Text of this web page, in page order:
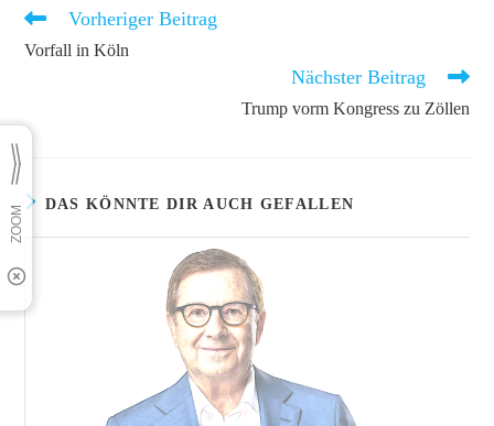
Weitere
ansehen
Vorheriger Beitrag
Vorfall in Köln
Nächster Beitrag
Trump vorm Kongress zu Zöllen
DAS KÖNNTE DIR AUCH GEFALLEN